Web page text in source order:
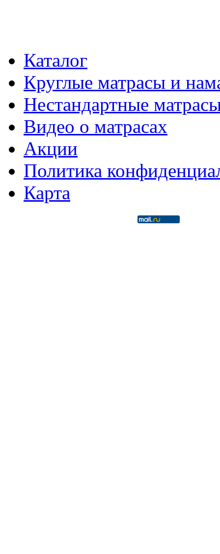
Каталог
Круглые матрасы и
Нестандартные
Видео о матрасах
Акции
Политика
Карта